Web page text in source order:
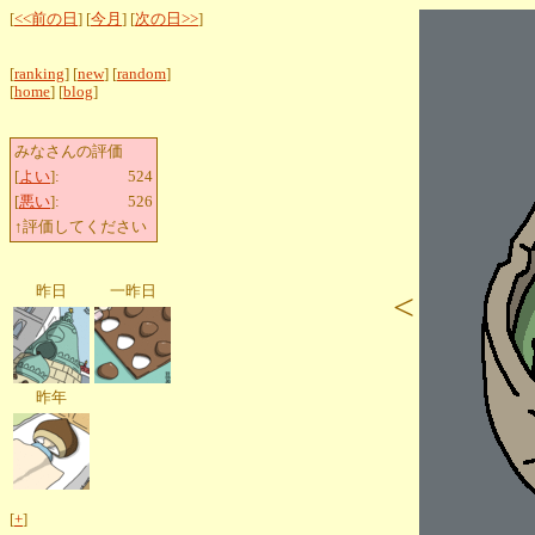
[<<前の日 ] [今月 ] [次の日>>]
[ranking] [new] [random]
[home] [blog]
みなさんの評価
[よい]:
524
[悪い]:
526
↑評価してください
昨日 一昨日
昨年
[+]
<